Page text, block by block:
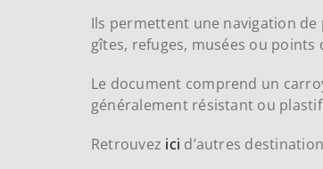
Ils permettent une navigation
gîtes, refuges, musées ou points
Le document comprend un
généralement résistant ou
Retrouvez ici d’autres